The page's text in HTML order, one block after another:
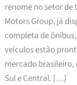
renome no setor de
Motors Group, já
completa de
veículos estão
mercado brasileiro,
Sul e Central. […]